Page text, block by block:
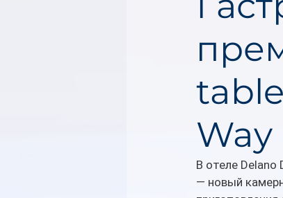
Way
В отеле Delano
— новый